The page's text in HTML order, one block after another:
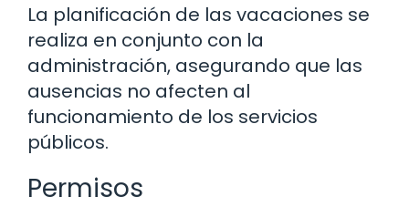
La planificación de las vacaciones se
realiza en conjunto con la
administración, asegurando que las
ausencias no afecten al
funcionamiento de los servicios
públicos.
Permisos